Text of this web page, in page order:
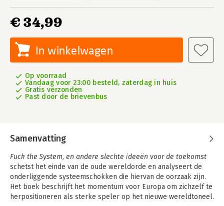
€ 34,99
In winkelwagen
Op voorraad
Vandaag voor 23:00 besteld, zaterdag in huis
Gratis verzonden
Past door de brievenbus
Samenvatting
Fuck the System, en andere slechte ideeën voor de toekomst
schetst het einde van de oude wereldorde en analyseert de
onderliggende systeemschokken die hiervan de oorzaak zijn.
Het boek beschrijft het momentum voor Europa om zichzelf te
herpositioneren als sterke speler op het nieuwe wereldtoneel.